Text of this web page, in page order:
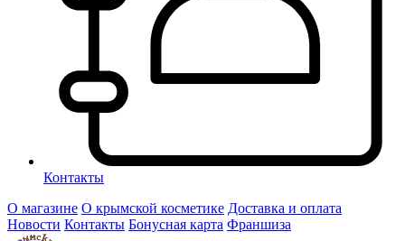
Контакты
О магазине О крымской косметике Доставка и оплата
Новости Контакты Бонусная карта Франшиза